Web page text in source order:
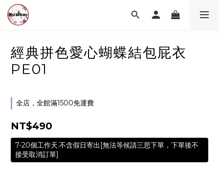
經典拼色愛心蝴蝶結包屁衣
PE01
全店，全館滿1500免運費
NT$490
7-20個工作天.不含假日寄出[無法等候請三思下單，下單後不
接受取消訂單]